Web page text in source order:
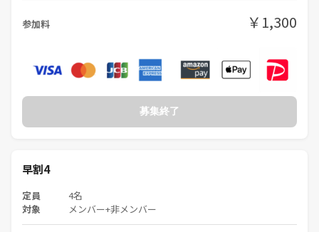
参加料 ￥1,300
募集終了
早割4
定員 4名
対象
メンバー+非メンバー